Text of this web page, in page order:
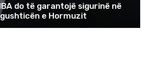
do të garantojë sigurinë në
e Hormuzit